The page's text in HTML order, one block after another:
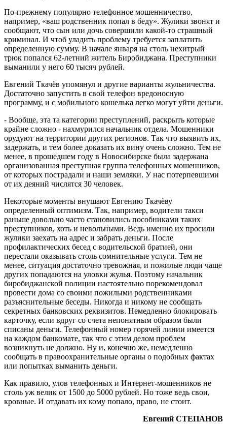
По-прежнему популярно телефонное мошенничество,
например, «ваш родственник попал в беду». Жулики звонят и
сообщают, что сын или дочь совершили какой-то страшный
криминал. И чтоб уладить проблему требуется заплатить
определенную сумму. В начале января на столь нехитрый
трюк попался 62-летний житель Биробиджана. Преступники
выманили у него 60 тысяч рублей.
Евгений Ткачёв упомянул и другие варианты жульничества.
Достаточно запустить в свой телефон вредоносную
программу, и с мобильного кошелька легко могут уйти деньги.
- Вообще, эта та категории преступлений, раскрыть которые
крайне сложно - нахмурился начальник отдела. Мошенники
орудуют на территории других регионов. Так что выявить их,
задержать, и тем более доказать их вину очень сложно. Тем не
менее, в прошедшем году в Новосибирске была задержана
организованная преступная группа телефонных мошенников,
от которых пострадали и наши земляки. У нас потерпевшими
от их деяний числятся 30 человек.
Некоторые моменты внушают Евгению Ткачёву
определенный оптимизм. Так, например, водители такси
раньше довольно часто становились пособниками таких
преступников, хоть и невольными. Ведь именно их просили
жулики заехать на адрес и забрать деньги. После
профилактических бесед с водительской братией, они
перестали оказывать столь сомнительные услуги. Тем не
менее, ситуация достаточно тревожная, и пожилые люди чаще
других попадаются на уловки жулья. Поэтому начальник
биробиджанской полиции настоятельно порекомендовал
провести дома со своими пожилыми родственниками
разъяснительные беседы. Никогда и никому не сообщать
секретных банковских реквизитов. Немедленно блокировать
карточку, если вдруг со счета непонятным образом были
списаны деньги. Телефонный номер горячей линии имеется
на каждом банкомате, так что с этим делом проблем
возникнуть не должно. Ну и, конечно же, немедленно
сообщать в правоохранительные органы о подобных фактах
или попытках выманить деньги.
Как правило, улов телефонных и Интернет-мошенников не
столь уж велик от 1500 до 5000 рублей. Но тоже ведь свои,
кровные. И отдавать их кому попало, право, не стоит.
Евгений СТЕПАНОВ